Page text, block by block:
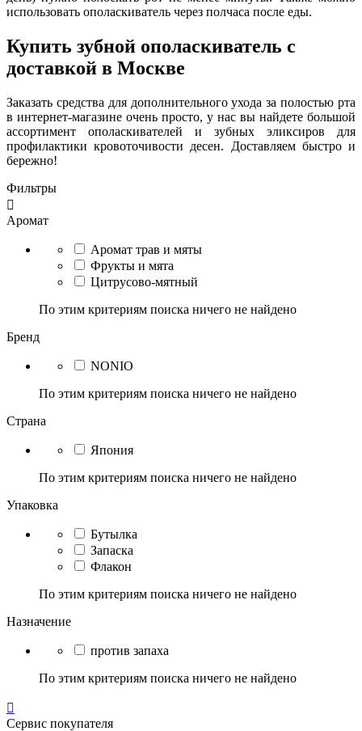
использовать ополаскиватель через полчаса после еды.
Купить зубной ополаскиватель с
доставкой в Москве
Заказать средства для дополнительного ухода за полостью рта
в интернет-магазине очень просто, у нас вы найдете большой
ассортимент ополаскивателей и зубных эликсиров для
профилактики кровоточивости десен. Доставляем быстро и
бережно!
Фильтры

Аромат
Аромат трав и мяты
Фрукты и мята
Цитрусово-мятный
По этим критериям поиска ничего не найдено
Бренд
NONIO
По этим критериям поиска ничего не найдено
Страна
Япония
По этим критериям поиска ничего не найдено
Упаковка
Бутылка
Запаска
Флакон
По этим критериям поиска ничего не найдено
Назначение
против запаха
По этим критериям поиска ничего не найдено

Сервис покупателя